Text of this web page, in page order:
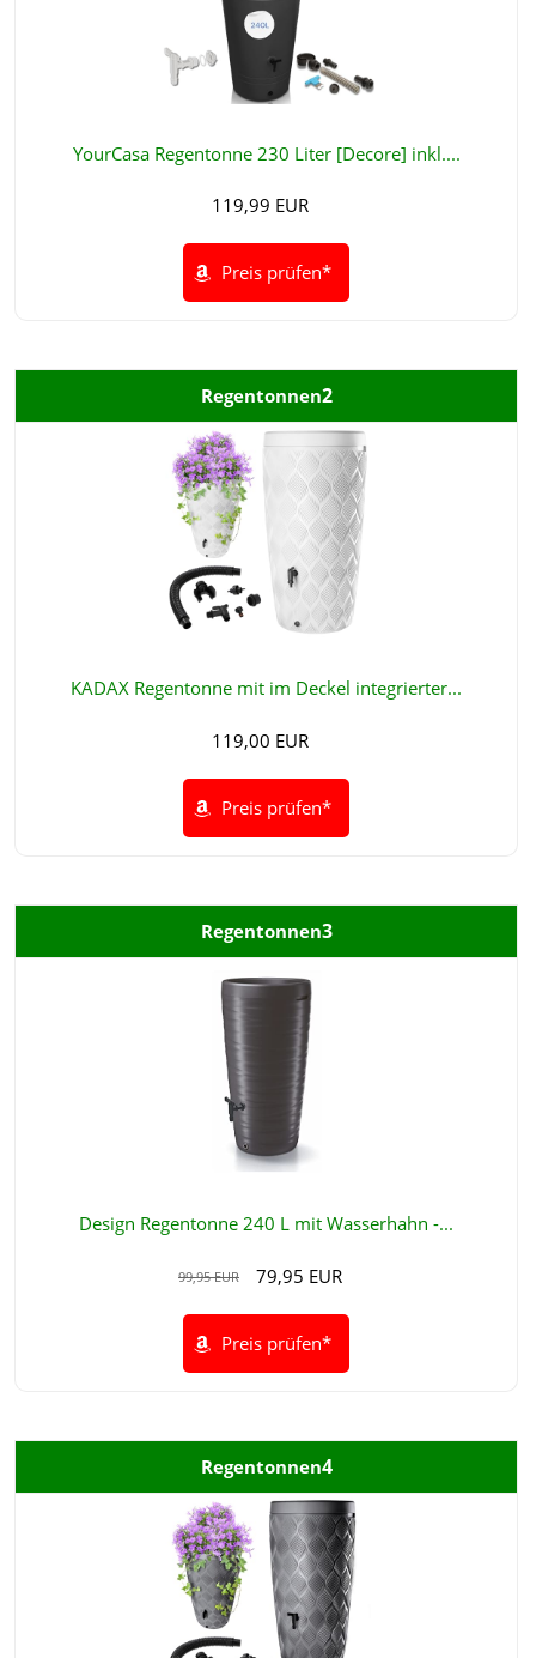
YourCasa Regentonne 230 Liter [Decore] inkl....
119,99 EUR
Preis prüfen*
Regentonnen2
KADAX Regentonne mit im Deckel integrierter...
119,00 EUR
Preis prüfen*
Regentonnen3
Design Regentonne 240 L mit Wasserhahn -...
99,95 EUR 79,95 EUR
Preis prüfen*
Regentonnen4